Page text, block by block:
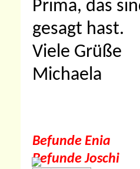
Prima, das
gesagt hast.
Viele Grüße
Michaela
Befunde Enia
Befunde Joschi